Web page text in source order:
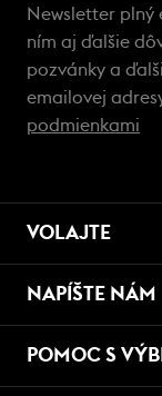
Newsletter plný
ním aj ďalšie
pozvánky a
emailovej
podmienkami
VOLAJTE
NAPÍŠTE NÁM
POMOC S